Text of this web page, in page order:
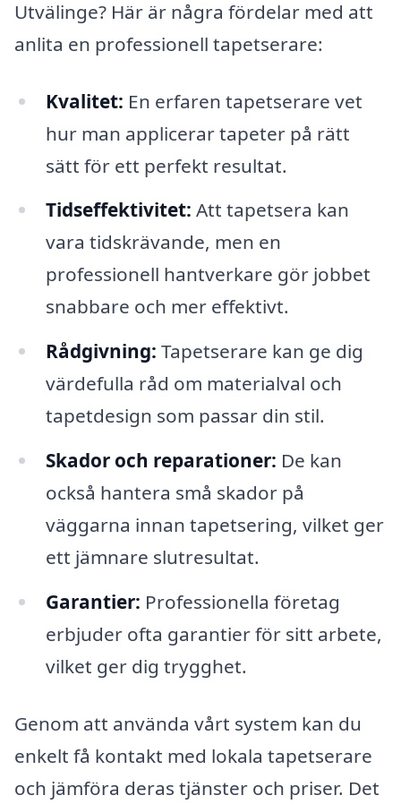
Utvälinge? Här är några fördelar med att
anlita en professionell tapetserare:
Kvalitet: En erfaren tapetserare vet
hur man applicerar tapeter på rätt
sätt för ett perfekt resultat.
Tidseffektivitet: Att tapetsera kan
vara tidskrävande, men en
professionell hantverkare gör jobbet
snabbare och mer effektivt.
Rådgivning: Tapetserare kan ge dig
värdefulla råd om materialval och
tapetdesign som passar din stil.
Skador och reparationer: De kan
också hantera små skador på
väggarna innan tapetsering, vilket ger
ett jämnare slutresultat.
Garantier: Professionella företag
erbjuder ofta garantier för sitt arbete,
vilket ger dig trygghet.
Genom att använda vårt system kan du
enkelt få kontakt med lokala tapetserare
och jämföra deras tjänster och priser. Det